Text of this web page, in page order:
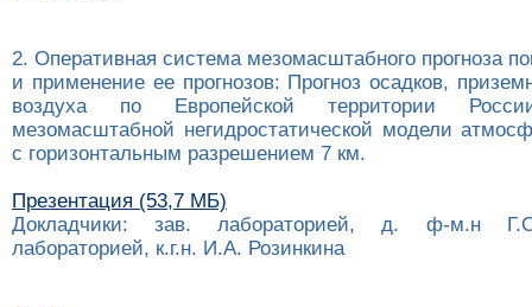
2. Оперативная система мезомасштабного прогноза
и применение ее прогнозов: Прогноз осадков,
воздуха по Европейской территории
мезомасштабной негидростатической модели
с горизонтальным разрешением 7 км.
Презентация (53,7 МБ)
Докладчики: зав. лабораторией, д. ф-м.н
лабораторией, к.г.н. И.А. Розинкина